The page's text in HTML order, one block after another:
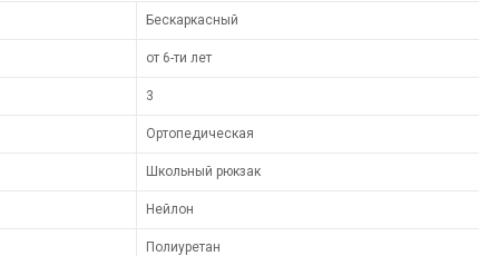
Бескаркасный
от 6-ти лет
3
Ортопедическая
Школьный рюкзак
Нейлон
Полиуретан